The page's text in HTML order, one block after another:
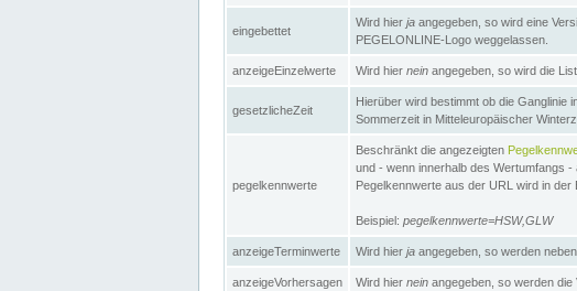
eingebettet
Wird hier ja angegeben, so wird eine
PEGELONLINE-Logo weggelassen.
anzeigeEinzelwerte Wird hier nein angegeben, so wird die
gesetzlicheZeit
Hierüber wird bestimmt ob die Ganglinie
Sommerzeit in Mitteleuropäischer
pegelkennwerte
Beschränkt die angezeigten
und - wenn innerhalb des Wertumfangs
Pegelkennwerte aus der URL wird in der
Beispiel: pegelkennwerte=HSW,GLW
anzeigeTerminwerte Wird hier ja angegeben, so werden
anzeigeVorhersagen Wird hier nein angegeben, so werden die